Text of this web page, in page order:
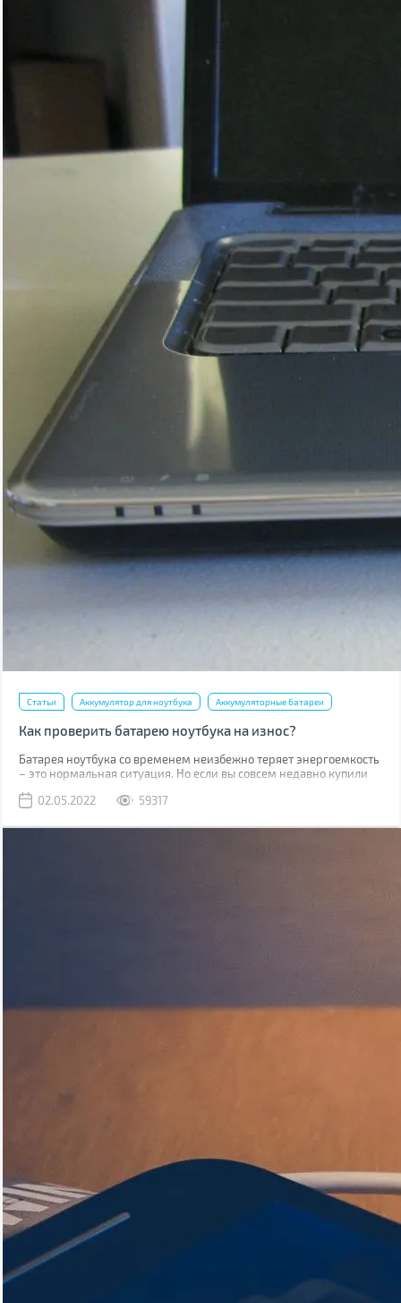
Статьи Аккумулятор для ноутбука Аккумуляторные батареи
Как проверить батарею ноутбука на износ?
Батарея ноутбука со временем неизбежно теряет энергоемкость
– это нормальная ситуация. Но если вы совсем недавно купили
случае, когда гарантийный срок батареи (обычно от 1 до 3 лет в
она сильно износилась (более 20%), то производитель
02.05.2022 59317